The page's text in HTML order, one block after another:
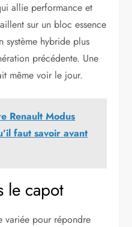
allie performance et
sur un bloc essence
système hybride plus
précédente. Une
même voir le jour.
Renault Modus
faut savoir avant
le capot
variée pour répondre